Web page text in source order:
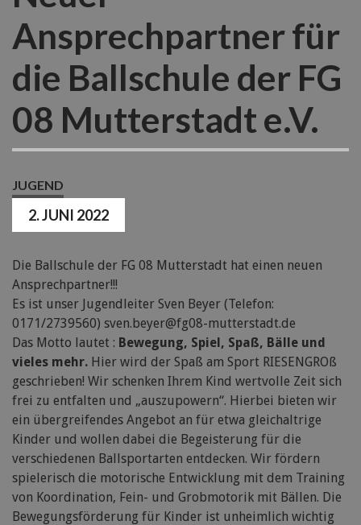
Ansprechpartner für
die Ballschule der FG
08 Mutterstadt e.V.
JUGEND
2. JUNI 2022
Die Ballschule der FG 08 Mutterstadt hat einen neuen
Ansprechpartner!!!
Es ist unser Jugendleiter Sven Beyer (Telefon:
0171/2739560) sven.beyer@fg08-mutterstadt.de
Das Motto lautet : Bewegung, Spiel, Spaß, Bälle und
vieles mehr. Hier wird der Spaß am Sport RIESENGROß
geschrieben! Wir schenken Ihrem Kind wertvolle Zeit sich
frei zu entfalten und „auszupowern“. Hierbei bieten wir
ein übergreifendes Angebot an für etwa gleichaltrige
Kinder und wollen dabei die Begeisterung für die
verschiedenen Ballsportarten entdecken. Wir fördern
spielerisch die motorische Entwicklung mit dem Training
von Koordination, Fein- und Grobmotorik mit Bällen. Die
Bewegungsförderung für Kinder ist unheimlich wichtig